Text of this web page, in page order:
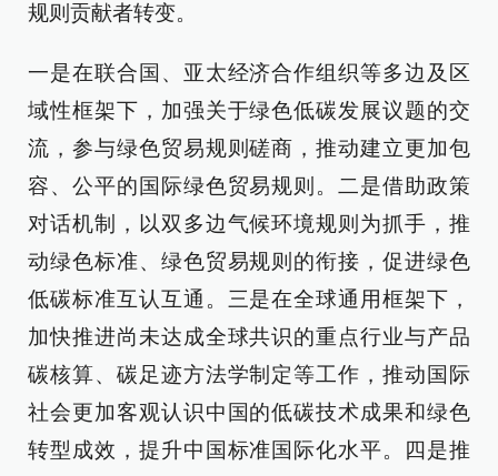
规则贡献者转变。
一是在联合国、亚太经济合作组织等多边及区
域性框架下，加强关于绿色低碳发展议题的交
流，参与绿色贸易规则磋商，推动建立更加包
容、公平的国际绿色贸易规则。二是借助政策
对话机制，以双多边气候环境规则为抓手，推
动绿色标准、绿色贸易规则的衔接，促进绿色
低碳标准互认互通。三是在全球通用框架下，
加快推进尚未达成全球共识的重点行业与产品
碳核算、碳足迹方法学制定等工作，推动国际
社会更加客观认识中国的低碳技术成果和绿色
转型成效，提升中国标准国际化水平。四是推